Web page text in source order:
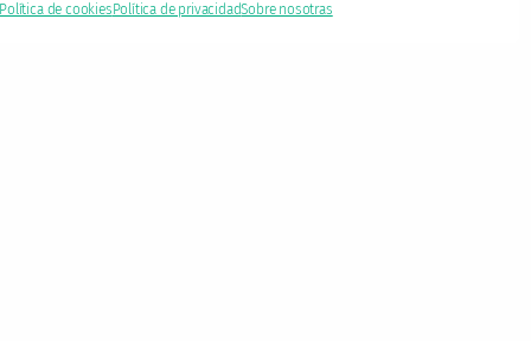
Política de cookies Política de privacidadSobre nosotras